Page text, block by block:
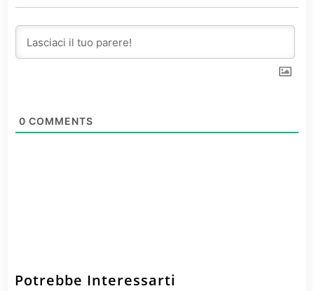
0 COMMENTS
Potrebbe Interessarti